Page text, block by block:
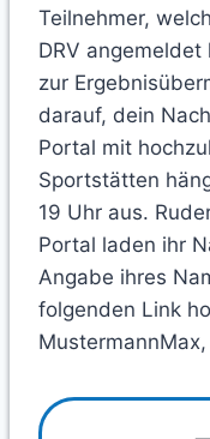
Teilnehmer,
DRV
zur
darauf, dein
Portal mit
Sportstätten
19 Uhr aus.
Portal laden ihr
Angabe ihres
folgenden Link